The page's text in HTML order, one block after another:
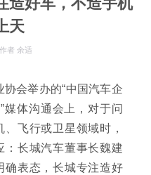
天
作者 余适
会举办的“中国汽车企
媒体沟通会上，对于问
飞行或卫星领域时，
：长城汽车董事长魏建
确表态，长城专注造好